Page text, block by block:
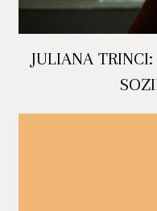
JULIANA